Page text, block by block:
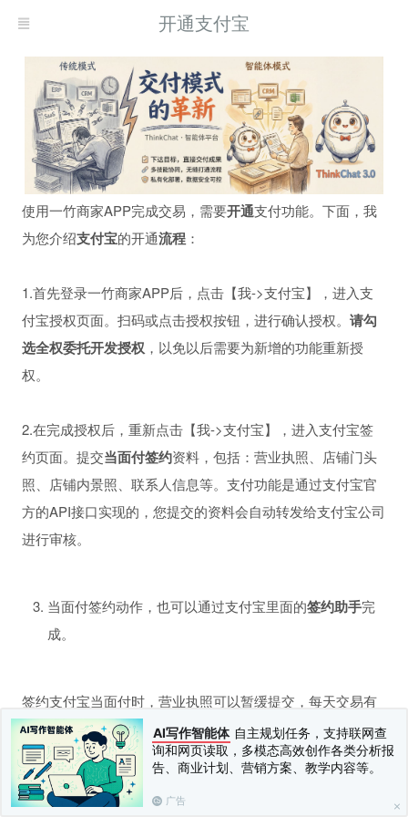
AI写作智能体 自主规划任务，支持联网查
询和网页读取，多模态高效创作各类分析报
告、商业计划、营销方案、教学内容等。
广告
开通支付宝
使用一竹商家APP完成交易，需要开通支付功能。下面，我
为您介绍支付宝的开通流程 ：
1.首先登录一竹商家APP后，点击【我->支付宝】，进入支
付宝授权页面。扫码或点击授权按钮，进行确认授权。 请勾
选全权委托开发授权 ，以免以后需要为新增的功能重新授
权。
2.在完成授权后，重新点击【我->支付宝】，进入支付宝签
约页面。提交当面付签约资料，包括：营业执照、店铺门头
照、店铺内景照、联系人信息等。支付功能是通过支付宝官
方的API接口实现的，您提交的资料会自动转发给支付宝公司
进行审核。
当面付签约动作，也可以通过支付宝里面的签约助手完
成。
签约支付宝当面付时，营业执照可以暂缓提交，每天交易有
限额，限笔数。 如果您还有疑问，请留言或私信。
上一篇：开通微信支付 下一篇：商品管理